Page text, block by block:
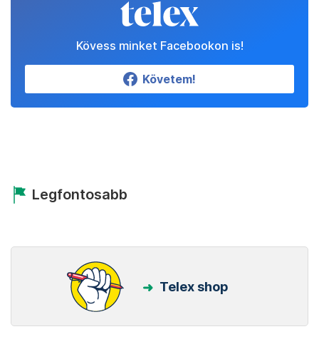
Kövess minket Facebookon is!
Követem!
Legfontosabb
Telex shop